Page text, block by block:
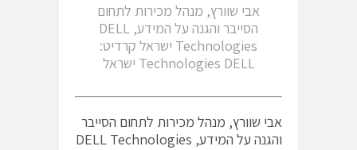
אבי שוורץ, מנהל מכירות לתחום
הסייבר והגנה על המידע, DELL
Technologies ישראל קרדיט:
Technologies DELL ישראל
אבי שוורץ, מנהל מכירות לתחום הסייבר
והגנה על המידע, DELL Technologies